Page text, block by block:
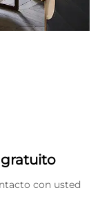
con usted